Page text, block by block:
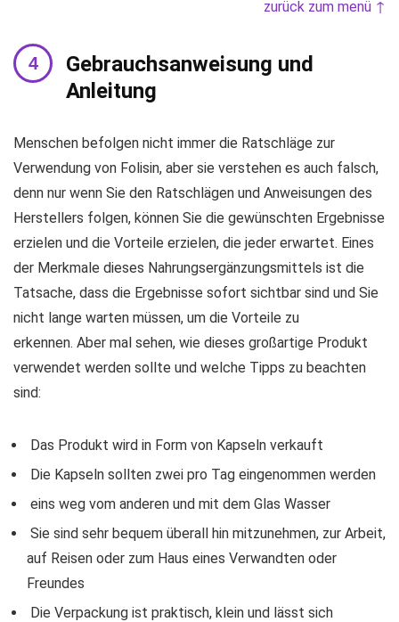
zurück zum menü ↑
Gebrauchsanweisung und
Anleitung
Menschen befolgen nicht immer die Ratschläge zur
Verwendung von Folisin, aber sie verstehen es auch falsch,
denn nur wenn Sie den Ratschlägen und Anweisungen des
Herstellers folgen, können Sie die gewünschten Ergebnisse
erzielen und die Vorteile erzielen, die jeder erwartet. Eines
der Merkmale dieses Nahrungsergänzungsmittels ist die
Tatsache, dass die Ergebnisse sofort sichtbar sind und Sie
nicht lange warten müssen, um die Vorteile zu
erkennen. Aber mal sehen, wie dieses großartige Produkt
verwendet werden sollte und welche Tipps zu beachten
sind:
Das Produkt wird in Form von Kapseln verkauft
Die Kapseln sollten zwei pro Tag eingenommen werden
eins weg vom anderen und mit dem Glas Wasser
Sie sind sehr bequem überall hin mitzunehmen, zur Arbeit,
auf Reisen oder zum Haus eines Verwandten oder
Freundes
Die Verpackung ist praktisch, klein und lässt sich